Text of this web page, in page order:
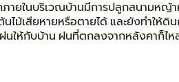
ภายในบริเวณบ้านมีการปลูกสนามหญ้
ไม้เสียหายหรือตายได้ และยังทำให้
ให้กับบ้าน ฝนที่ตกลงจากหลังคาก็ไหล